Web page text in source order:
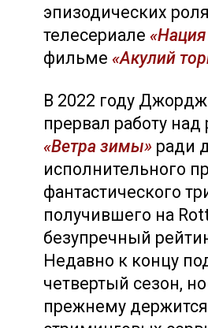
эпизодических
телесериале «Нация
фильме «Акулий
В 2022 году
прервал работу
«Ветра зимы» ради
исполнительного
фантастического
получившего на
безупречный
Недавно к концу
четвертый сезон,
прежнему